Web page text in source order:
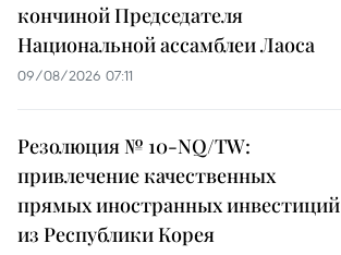
кончиной Председателя
Национальной ассамблеи Лаоса
09/08/2026 07:11
Резолюция № 10-NQ/TW:
привлечение качественных
прямых иностранных инвестиций
из Республики Корея